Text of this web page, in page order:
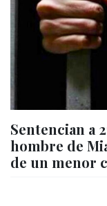
Sentencian a
hombre de
de un menor